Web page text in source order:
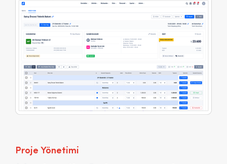
Proje Yönetimi